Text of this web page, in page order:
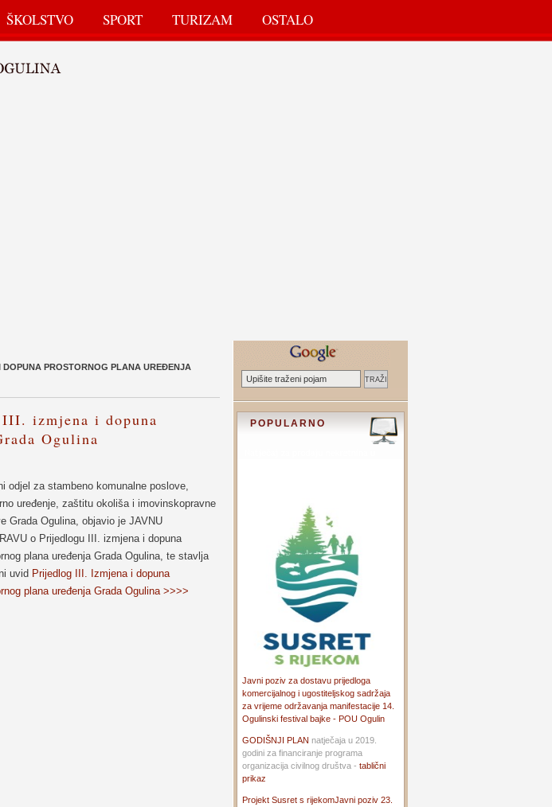
ŠKOLSTVO SPORT TURIZAM OSTALO
PROSTORNOG PLANA UREĐENJA
III. izmjena i dopuna
Ogulina
odjel za stambeno komunalne poslove,
uređenje, zaštitu okoliša i imovinskopravne
Grada Ogulina, objavio je JAVNU
o Prijedlogu III. izmjena i dopuna
plana uređenja Grada Ogulina, te stavlja
uvid Prijedlog III. Izmjena i dopuna
plana uređenja Grada Ogulina >>>>
POPULARNO
Javni poziv za dostavu prijedloga
komercijalnog i ugostiteljskog sadržaja
za vrijeme održavanja manifestacije 14.
Ogulinski festival bajke - POU Ogulin
GODIŠNJI PLAN natječaja u 2019.
godini za financiranje programa
organizacija civilnog društva - tablični
prikaz
Projekt Susret s rijekomJavni poziv 23.